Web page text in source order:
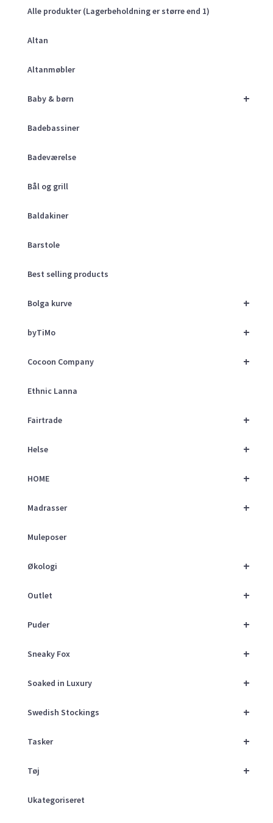
Alle produkter (Lagerbeholdning er større end 1)
Altan
Altanmøbler
+
Baby & børn
Badebassiner
Badeværelse
Bål og grill
Baldakiner
Barstole
Best selling products
+
Bolga kurve
+
byTiMo
+
Cocoon Company
Ethnic Lanna
+
Fairtrade
+
Helse
+
HOME
+
Madrasser
Muleposer
+
Økologi
+
Outlet
+
Puder
+
Sneaky Fox
+
Soaked in Luxury
+
Swedish Stockings
+
Tasker
+
Tøj
Ukategoriseret